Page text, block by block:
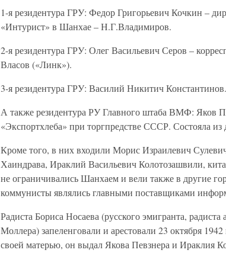
1-я резидентура ГРУ: Федор Григорьевич Кочкин –
«Интурист» в Шанхае – Н.Г.Владимиров.
2-я резидентура ГРУ: Олег Васильевич Серов –
Власов («Линк»).
3-я резидентура ГРУ: Василий Никитич Константинов.
А также резидентура РУ Главного штаба ВМФ: Яков
«Экспортхлеба» при торгпредстве СССР. Состояла из
Кроме того, в них входили Морис Израилевич
Хаиндрава, Ираклий Васильевич Колотозашвили,
не ограничивались Шанхаем и вели также в другие
коммунисты являлись главными поставщиками
Радиста Бориса Носаева (русского эмигранта,
Моллера) запеленговали и арестовали 23 октября
своей матерью, он выдал Якова Певзнера и Ираклия